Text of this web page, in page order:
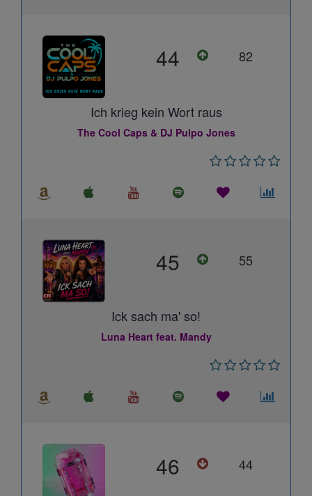
44 82
Ich krieg kein Wort raus
The Cool Caps & DJ Pulpo Jones
45 55
Ick sach ma' so!
Luna Heart feat. Mandy
46 44